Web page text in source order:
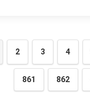
2 3 4
861 862